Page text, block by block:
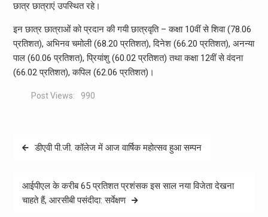
छात्र छात्राएं उपस्थित रहे।
इन छात्र छात्राओं को प्रदान की गयी छात्रवृति – कक्षा 10वीं से शिवा (78.06
प्रतिशत), अभिनव चमोली (68.20 प्रतिशत), दिनेश (66.20 प्रतिशत), अनन्या
पाल (60.06 प्रतिशत), प्रियांशु (60.02 प्रतिशत) तथा कक्षा 12वीं से वंदना
(66.02 प्रतिशत), कपिल (62.06 प्रतिशत)।
Post Views: 990
Postडीएवी पी.जी. कॉलेज में आज वार्षिक महोत्सव हुआ सम्पन
आईपीएल के करीब 65 प्रतिशत प्रशंसक इस साल नया विजेता देखना
चाहते हैं, आरसीबी पसंदीदा: सर्वेक्षण